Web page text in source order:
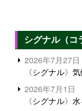
シグナル（コ
2026年7月27日
〈シグナル〉
2026年7月1日
〈シグナル〉